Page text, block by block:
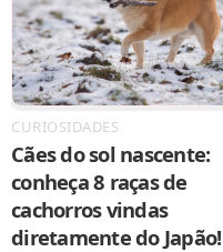
CURIOSIDADES
Cães do sol nascente:
conheça 8 raças de
cachorros vindas
diretamente do Japão!